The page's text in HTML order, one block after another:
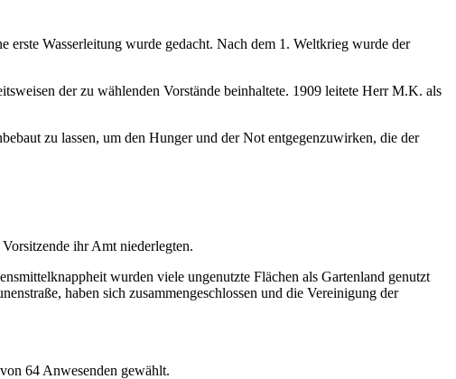
Wasserleitung wurde gedacht. Nach dem 1. Weltkrieg wurde der
der zu wählenden Vorstände beinhaltete. 1909 leitete Herr M.K. als
zu lassen, um den Hunger und der Not entgegenzuwirken, die der
ihr Amt niederlegten.
wurden viele ungenutzte Flächen als Gartenland genutzt
haben sich zusammengeschlossen und die Vereinigung der
64 Anwesenden gewählt.